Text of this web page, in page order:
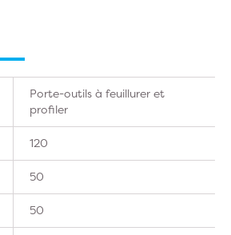
Porte-outils à feuillurer et
profiler
120
50
50